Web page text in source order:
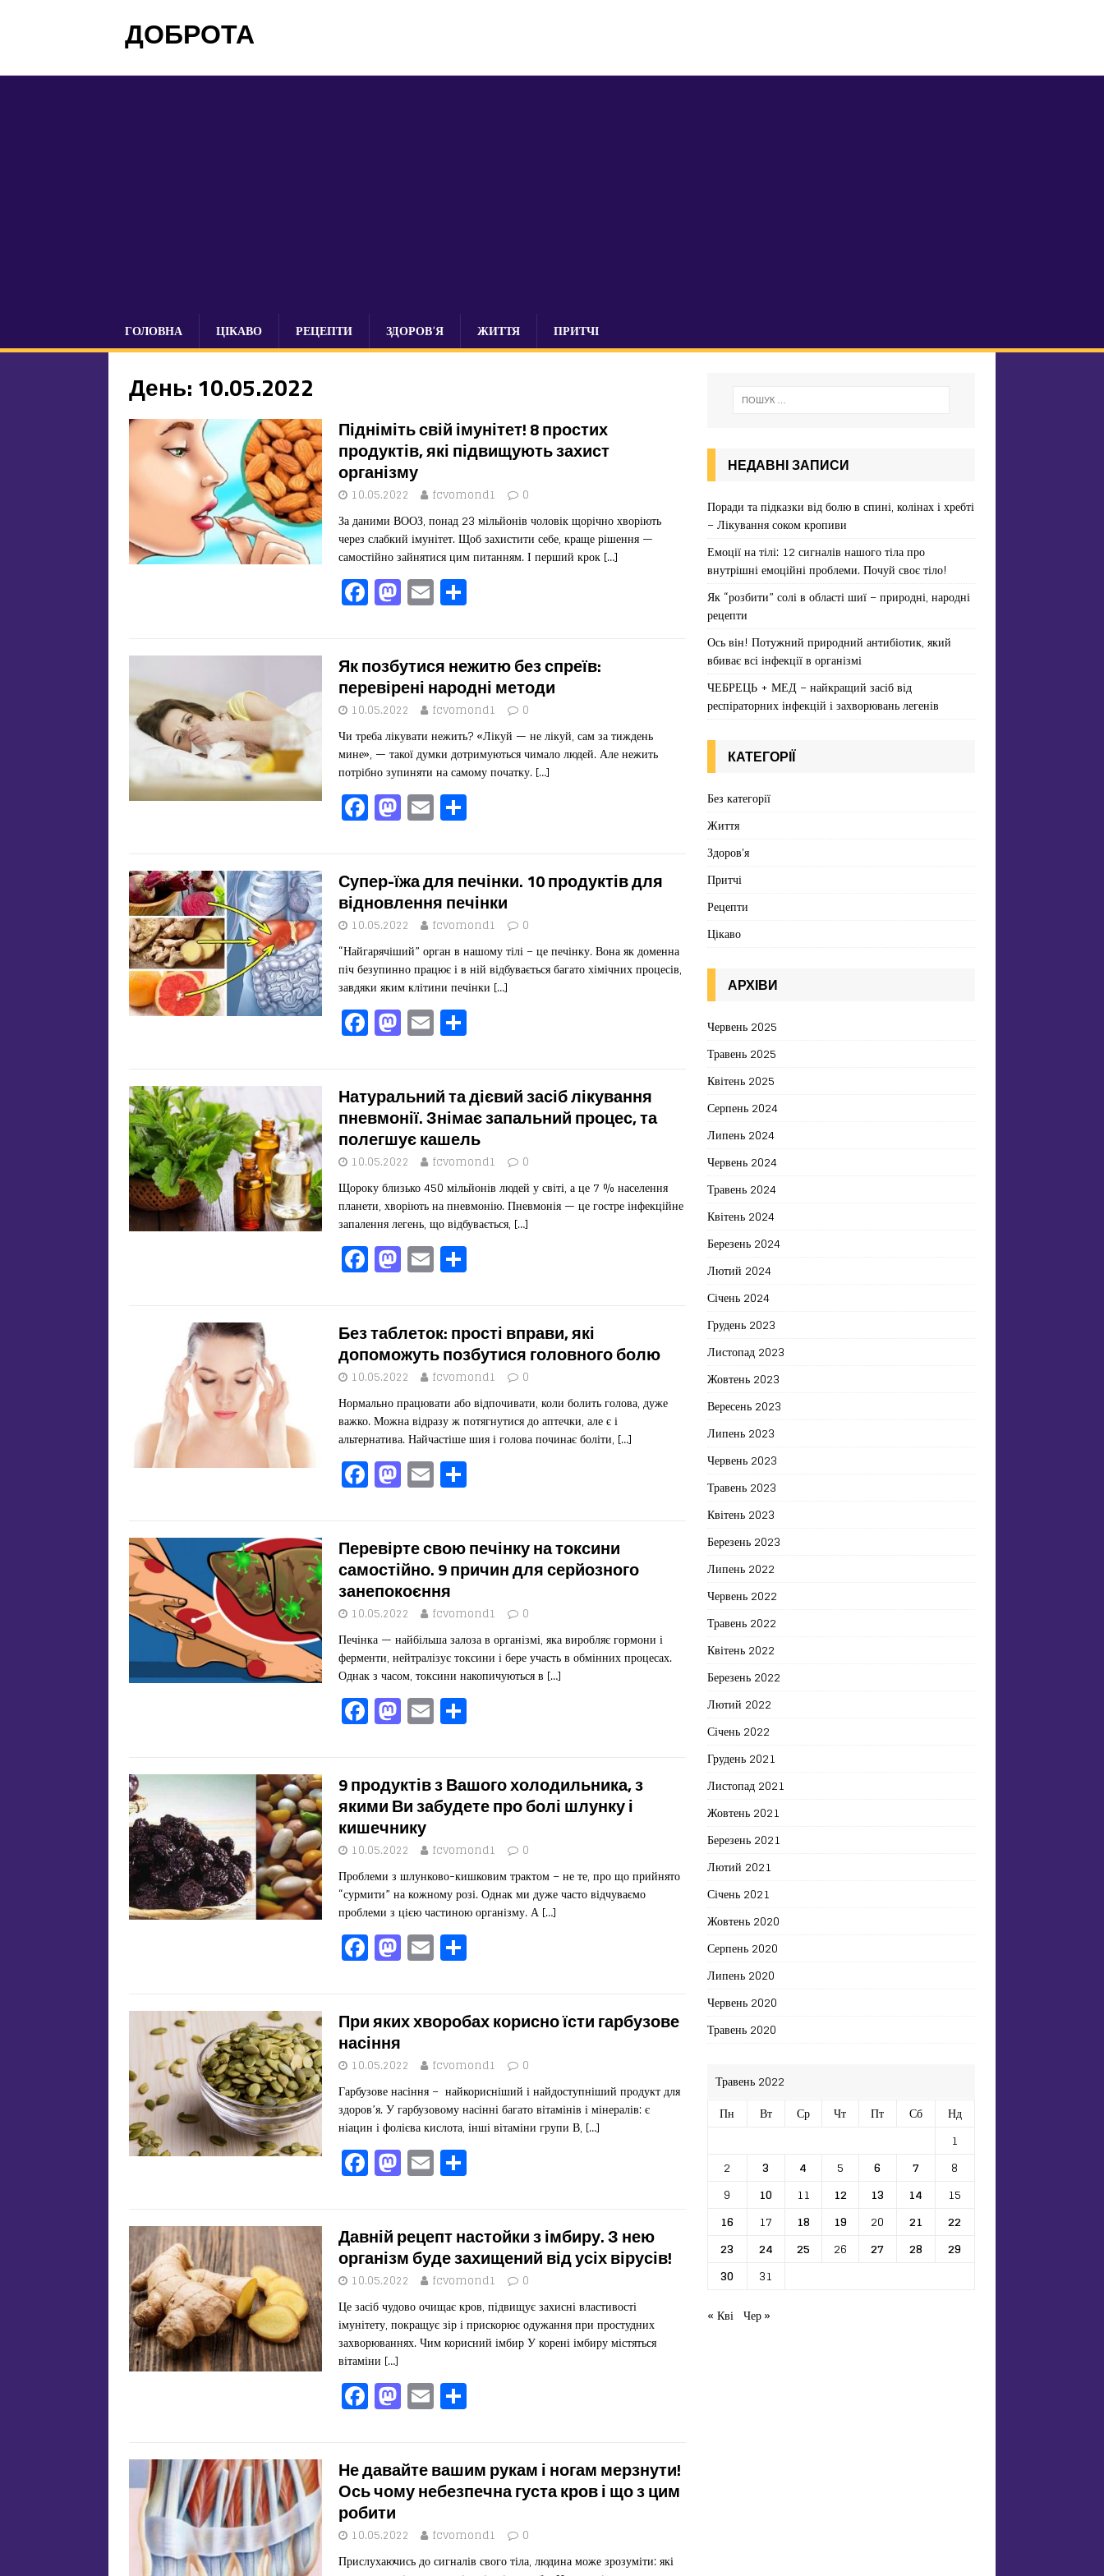
ДОБРОТА
ГОЛОВНА ЦІКАВО РЕЦЕПТИ ЗДОРОВ’Я ЖИТТЯ ПРИТЧІ
День: 10.05.2022
Підніміть свій імунітет! 8 простих
продуктів, які підвищують захист
організму
10.05.2022 fcvomond1 0
За даними ВООЗ, понад 23 мільйонів чоловік щорічно хворіють
через слабкий імунітет. Щоб захистити себе, краще рішення —
самостійно зайнятися цим питанням. І перший крок […]
F
a
e
b
o
o
k
M
a
o
d
o
n
E
m
l ит
ис
я
Як позбутися нежитю без спреїв:
перевірені народні методи
10.05.2022 fcvomond1 0
Чи треба лікувати нежить? «Лікуй — не лікуй, сам за тиждень
мине», — такої думки дотримуються чимало людей. Але нежить
потрібно зупиняти на самому початку. […]
F
a
e
b
o
o
k
M
a
o
d
o
n
E
m
l ит
ис
я
Супер-їжа для печінки. 10 продуктів для
відновлення печінки
10.05.2022 fcvomond1 0
“Найгарячіший” орган в нашому тілі – це печінку. Вона як доменна
піч безупинно працює і в ній відбувається багато хімічних процесів,
завдяки яким клітини печінки […]
F
a
e
b
o
o
k
M
a
o
d
o
n
E
m
l ит
ис
я
Натуральний та дієвий засіб лікування
пневмонії. Знімає запальний процес, та
полегшує кашель
10.05.2022 fcvomond1 0
Щороку близько 450 мільйонів людей у світі, а це 7 % населення
планети, хворіють на пневмонію. Пневмонія — це гостре інфекційне
запалення легень, що відбувається, […]
F
a
e
b
o
o
k
M
a
o
d
o
n
E
m
l ит
ис
я
Без таблеток: прості вправи, які
допоможуть позбутися головного болю
10.05.2022 fcvomond1 0
Нормально працювати або відпочивати, коли болить голова, дуже
важко. Можна відразу ж потягнутися до аптечки, але є і
альтернатива. Найчастіше шия і голова починає боліти, […]
F
a
e
b
o
o
k
M
a
o
d
o
n
E
m
l ит
ис
я
Перевірте свою печінку на токсини
самостійно. 9 причин для серйозного
занепокоєння
10.05.2022 fcvomond1 0
Печінка — найбільша залоза в організмі, яка виробляє гормони і
ферменти, нейтралізує токсини і бере участь в обмінних процесах.
Однак з часом, токсини накопичуються в […]
F
a
e
b
o
o
k
M
a
o
d
o
n
E
m
l ит
ис
я
9 продуктів з Вашого холодильника, з
якими Ви забудете про болі шлунку і
кишечнику
10.05.2022 fcvomond1 0
Проблеми з шлунково-кишковим трактом – не те, про що прийнято
“сурмити” на кожному розі. Однак ми дуже часто відчуваємо
проблеми з цією частиною організму. А […]
F
a
e
b
o
o
k
M
a
o
d
o
n
E
m
l ит
ис
я
При яких хворобах корисно їсти гарбузове
насіння
10.05.2022 fcvomond1 0
Гарбузове насіння – найкорисніший і найдоступніший продукт для
здоров’я. У гарбузовому насінні багато вітамінів і мінералів: є
ніацин і фолієва кислота, інші вітаміни групи В, […]
F
a
e
b
o
o
k
M
a
o
d
o
n
E
m
l ит
ис
я
Давній рецепт настойки з імбиру. З нею
організм буде захищений від усіх вірусів!
10.05.2022 fcvomond1 0
Це засіб чудово очищає кров, підвищує захисні властивості
імунітету, покращує зір і прискорює одужання при простудних
захворюваннях. Чим корисний імбир У корені імбиру містяться
вітаміни […]
F
a
e
b
o
o
M
a
o
d
o
n
E
m
l ит
ис
я
Не давайте вашим рукам і ногам мерзнути!
Ось чому небезпечна густа кров і що з цим
робити
10.05.2022 fcvomond1 0
Прислухаючись до сигналів свого тіла, людина може зрозуміти: які
НЕДАВНІ ЗАПИСИ
Поради та підказки від болю в спині, колінах і хребті
– Лікування соком кропиви
Емоції на тілі: 12 сигналів нашого тіла про
внутрішні емоційні проблеми. Почуй своє тіло!
Як “розбити” солі в області шиї – природні, народні
рецепти
Ось він! Потужний природний антибіотик, який
вбиває всі інфекції в організмі
ЧЕБРЕЦЬ + МЕД – найкращий засіб від
респіраторних інфекцій і захворювань легенів
КАТЕГОРІЇ
Без категорії
Життя
Здоров'я
Притчі
Рецепти
Цікаво
АРХІВИ
Червень 2025
Травень 2025
Квітень 2025
Серпень 2024
Липень 2024
Червень 2024
Травень 2024
Квітень 2024
Березень 2024
Лютий 2024
Січень 2024
Грудень 2023
Листопад 2023
Жовтень 2023
Вересень 2023
Липень 2023
Червень 2023
Травень 2023
Квітень 2023
Березень 2023
Липень 2022
Червень 2022
Травень 2022
Квітень 2022
Березень 2022
Лютий 2022
Січень 2022
Грудень 2021
Листопад 2021
Жовтень 2021
Березень 2021
Лютий 2021
Січень 2021
Жовтень 2020
Серпень 2020
Липень 2020
Червень 2020
Травень 2020
Травень 2022
Пн
Вт Ср Чт Пт Сб
Нд
1
2
3 4 5 6 7
8
9
10 11 12 13 14
15
16
17 18 19 20 21
22
23
24 25 26 27 28
29
30
31
« Кві Чер »